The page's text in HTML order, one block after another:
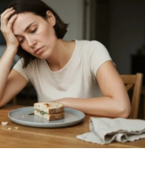
RIZIKA